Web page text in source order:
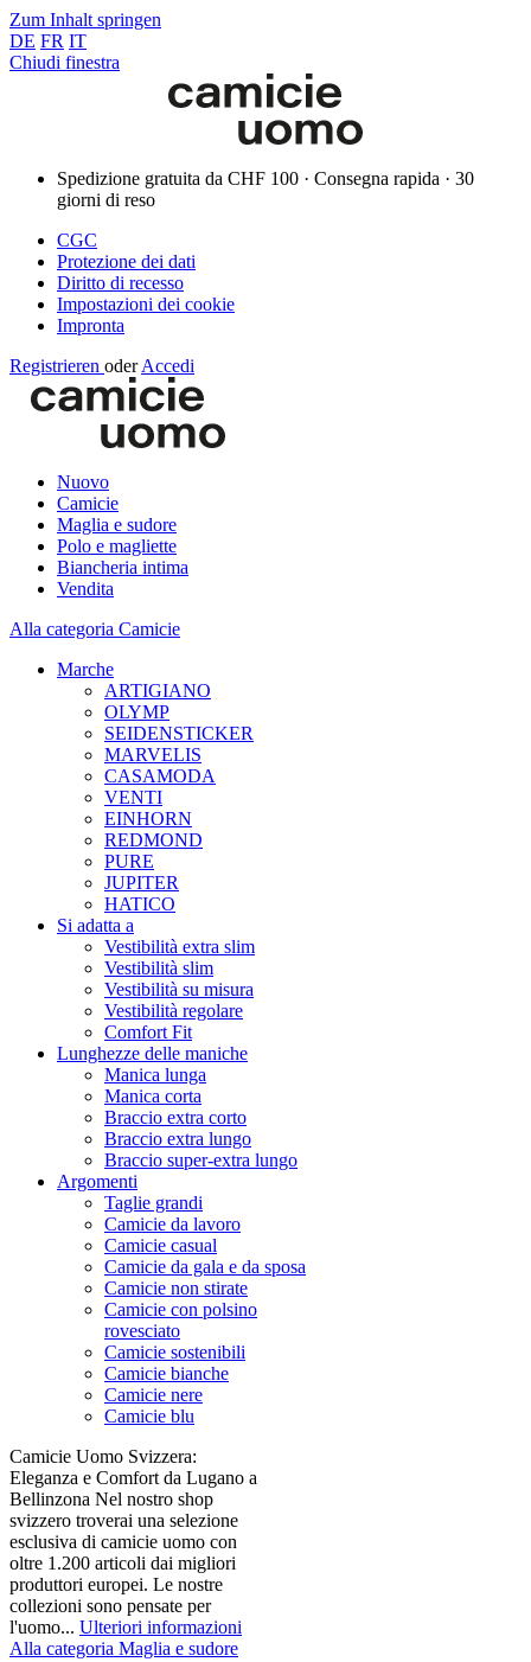
Zum Inhalt springen
DE FR IT
Chiudi finestra
Spedizione gratuita da CHF 100 · Consegna rapida · 30
giorni di reso
CGC
Protezione dei dati
Diritto di recesso
Impostazioni dei cookie
Impronta
Registrieren oder Accedi
Nuovo
Camicie
Maglia e sudore
Polo e magliette
Biancheria intima
Vendita
Alla categoria Camicie
Marche
ARTIGIANO
OLYMP
SEIDENSTICKER
MARVELIS
CASAMODA
VENTI
EINHORN
REDMOND
PURE
JUPITER
HATICO
Si adatta a
Vestibilità extra slim
Vestibilità slim
Vestibilità su misura
Vestibilità regolare
Comfort Fit
Lunghezze delle maniche
Manica lunga
Manica corta
Braccio extra corto
Braccio extra lungo
Braccio super-extra lungo
Argomenti
Taglie grandi
Camicie da lavoro
Camicie casual
Camicie da gala e da sposa
Camicie non stirate
Camicie con polsino
rovesciato
Camicie sostenibili
Camicie bianche
Camicie nere
Camicie blu
Camicie Uomo Svizzera:
Eleganza e Comfort da Lugano a
Bellinzona Nel nostro shop
svizzero troverai una selezione
esclusiva di camicie uomo con
oltre 1.200 articoli dai migliori
produttori europei. Le nostre
collezioni sono pensate per
l'uomo... Ulteriori informazioni
Alla categoria Maglia e sudore